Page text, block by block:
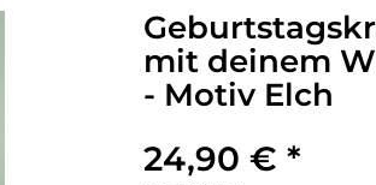
mit deinem
- Motiv Elch
24,90 € *